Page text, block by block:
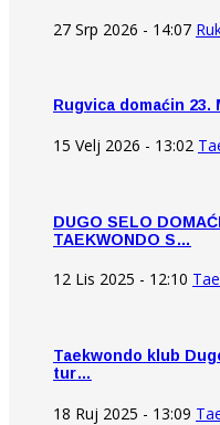
27 Srp 2026 - 14:07
Rugvica domaćin
15 Velj 2026 - 13:02
DUGO SELO
TAEKWONDO S…
12 Lis 2025 - 12:10
Taekwondo klub
tur…
18 Ruj 2025 - 13:09